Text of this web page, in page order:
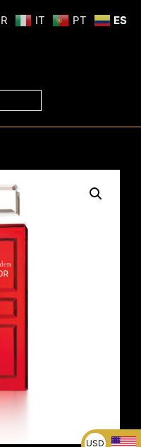
IT PT ES
USD